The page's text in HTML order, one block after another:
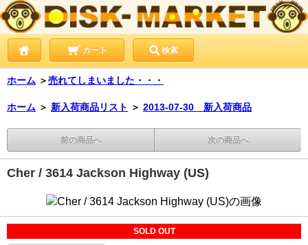
カート 検索
ホーム ＞売れてしまいました・・・
ホーム ＞ 新入荷商品リスト ＞ 2013-07-30 新入荷商品
前の商品へ 次の商品へ
Cher / 3614 Jackson Highway (US)
SOLD OUT